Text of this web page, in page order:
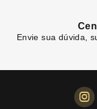
Envie sua dúvida,